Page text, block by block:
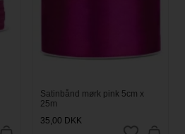
Satinbånd mørk pink 5cm x
25m
35,00 DKK